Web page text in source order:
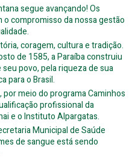
segue avançando! Os
compromisso da nossa gestão
coragem, cultura e tradição.
de 1585, a Paraíba construiu
povo, pela riqueza de sua
para o Brasil.
meio do programa Caminhos
profissional da
e o Instituto Alpargatas.
Municipal de Saúde
de sangue está sendo